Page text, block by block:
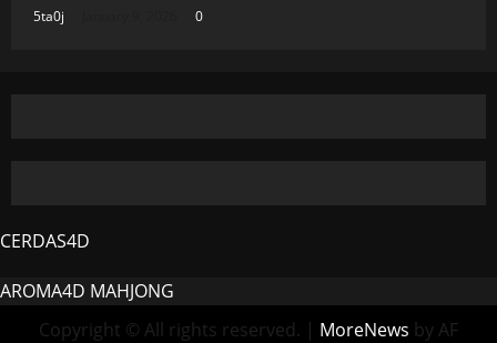
5ta0j 0
CERDAS4D
AROMA4D MAHJONG
Copyright © All rights reserved. | MoreNews by AF